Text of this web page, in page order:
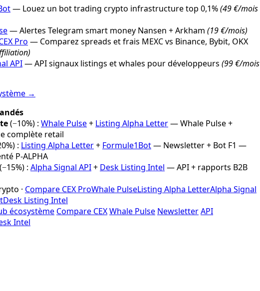
— Louez un bot trading crypto infrastructure top 0,1%(49 €/mois
— Alertes Telegram smart money Nansen + Arkham (19 €/mois)
Pro — Comparez spreads et frais MEXC vs Binance, Bybit, OKX
API— API signaux listings et whales pour développeurs (99 €/mois
→
(−10%) : Whale Pulse+ Listing Alpha Letter— Whale Pulse +
complète retail
: Listing Alpha Letter+ Formule1Bot— Newsletter + Bot F1 —
P-ALPHA
(−15%) : Alpha Signal API+ Desk Listing Intel — API + rapports B2B
· Compare CEX ProWhale PulseListing Alpha LetterAlpha Signal
Desk Listing Intel
écosystème Compare CEXWhale Pulse NewsletterAPI
Intel